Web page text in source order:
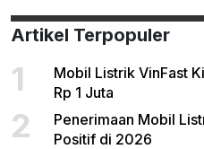
Artikel Terpopuler
1
Mobil Listrik VinFast
Rp 1 Juta
2
Penerimaan Mobil
Positif di 2026